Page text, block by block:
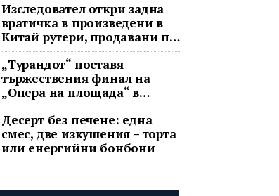
Изследовател откри задна
вратичка в произведени в
Китай рутери, продавани по
целия свят
„Турандот“ поставя
тържествения финал на
„Опера на площада“ в
София
Десерт без печене: една
смес, две изкушения – торта
или енергийни бонбони